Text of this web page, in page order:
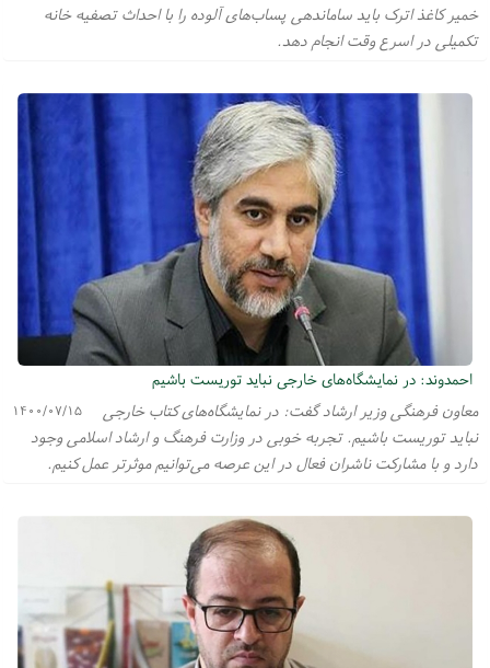
خمیر کاغذ اترک باید ساماندهی پساب‌های آلوده را با احداث تصفیه خانه
تکمیلی در اسرع وقت انجام دهد.
احمدوند: در نمایشگاه‎‌‌های خارجی نباید توریست باشیم
۱۴۰۰/۰۷/۱۵
معاون فرهنگی وزیر ارشاد گفت: در نمایشگاه‌های کتاب خارجی
نباید توریست باشیم. تجربه خوبی در وزارت فرهنگ و ارشاد اسلامی وجود
دارد و با مشارکت ناشران فعال در این عرصه می‌توانیم موثرتر عمل کنیم.